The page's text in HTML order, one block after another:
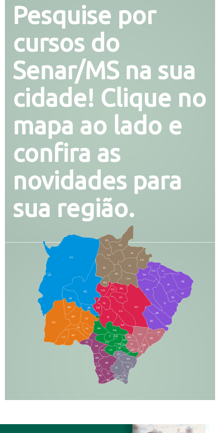
Pesquise por
cursos do
Senar/MS na sua
cidade! Clique no
mapa ao lado e
confira as
novidades para
sua região.
CO
AQ
MI
AN
CX
RI
AL
CR
FI
SG
BA
CA
PA
CH CL
PB
SE
TL
AG
BR
SR
BT
AR
RP
RO
JG
CG
SI
NA
TA
NH
JT
RB
MA
IT
DR
DO
CP
JU
NV
IQ
EL
BD
BO
NI
JD
PO
BV
CC
PP
AJ
LC
AM
AB
JP
DB
TE
CS
PR
TA
SQ
IG
MN
IN
NO
BP
RN
CN
GL
AN
IV
FS
VC
GD
DE
AT
PG
SO
LA